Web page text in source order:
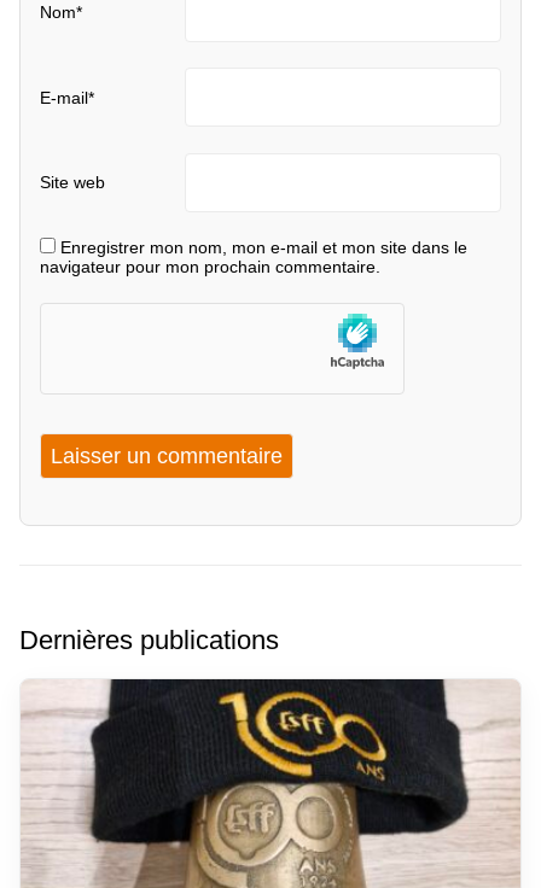
Nom*
E-mail*
Site web
Enregistrer mon nom, mon e-mail et mon site dans le
navigateur pour mon prochain commentaire.
Dernières publications